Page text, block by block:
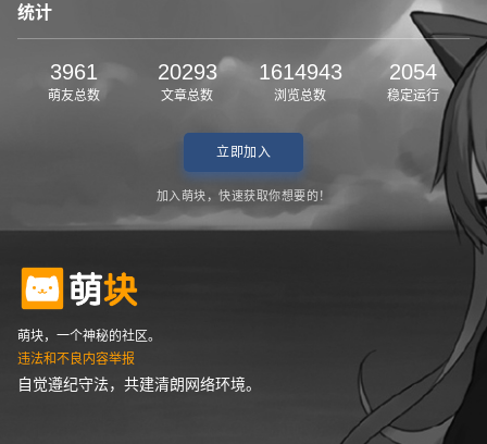
统计
3961
萌友总数
20293
文章总数
1614943
浏览总数
2054
稳定运行
立即加入
加入萌块，快速获取你想要的！
萌块，一个神秘的社区。
违法和不良内容举报
自觉遵纪守法，共建清朗网络环境。